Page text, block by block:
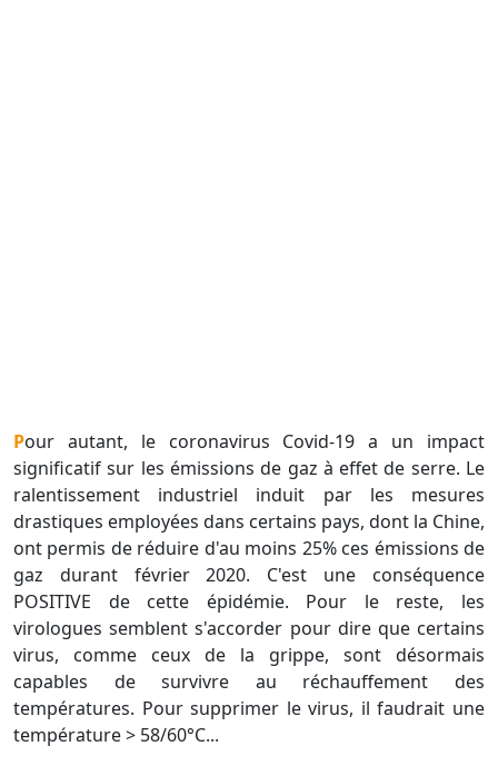
Pour autant, le coronavirus Covid-19 a un impact
significatif sur les émissions de gaz à effet de serre. Le
ralentissement industriel induit par les mesures
drastiques employées dans certains pays, dont la Chine,
ont permis de réduire d'au moins 25% ces émissions de
gaz durant février 2020. C'est une conséquence
POSITIVE de cette épidémie. Pour le reste, les
virologues semblent s'accorder pour dire que certains
virus, comme ceux de la grippe, sont désormais
capables de survivre au réchauffement des
températures. Pour supprimer le virus, il faudrait une
température > 58/60°C...